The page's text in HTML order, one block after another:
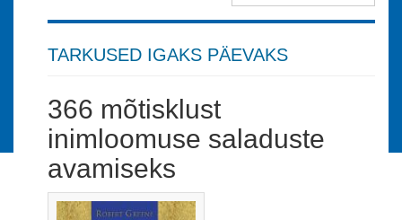
Account
Menu
out)
TARKUSED IGAKS PÄEVAKS
366 mõtisklust
inimloomuse saladuste
avamiseks